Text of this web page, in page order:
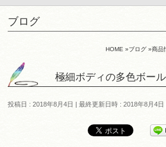
ブログ
HOME »ブログ»商品
極細ボディの多色ボー
投稿日 : 2018年8月4日 最終更新日時 : 2018年8月4日